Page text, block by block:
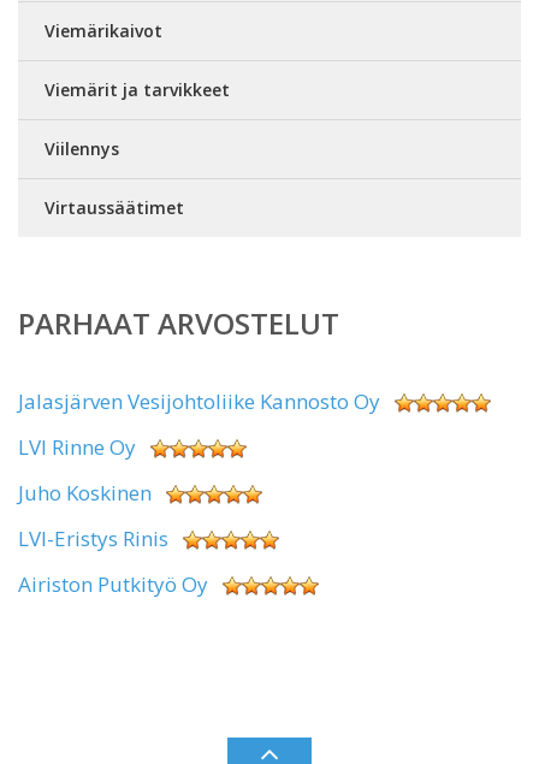
Viemärikaivot
Viemärit ja tarvikkeet
Viilennys
Virtaussäätimet
PARHAAT ARVOSTELUT
Jalasjärven Vesijohtoliike Kannosto Oy
LVI Rinne Oy
Juho Koskinen
LVI-Eristys Rinis
Airiston Putkityö Oy